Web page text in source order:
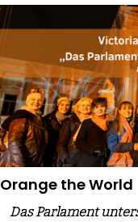
Orange the World
Das Parlament